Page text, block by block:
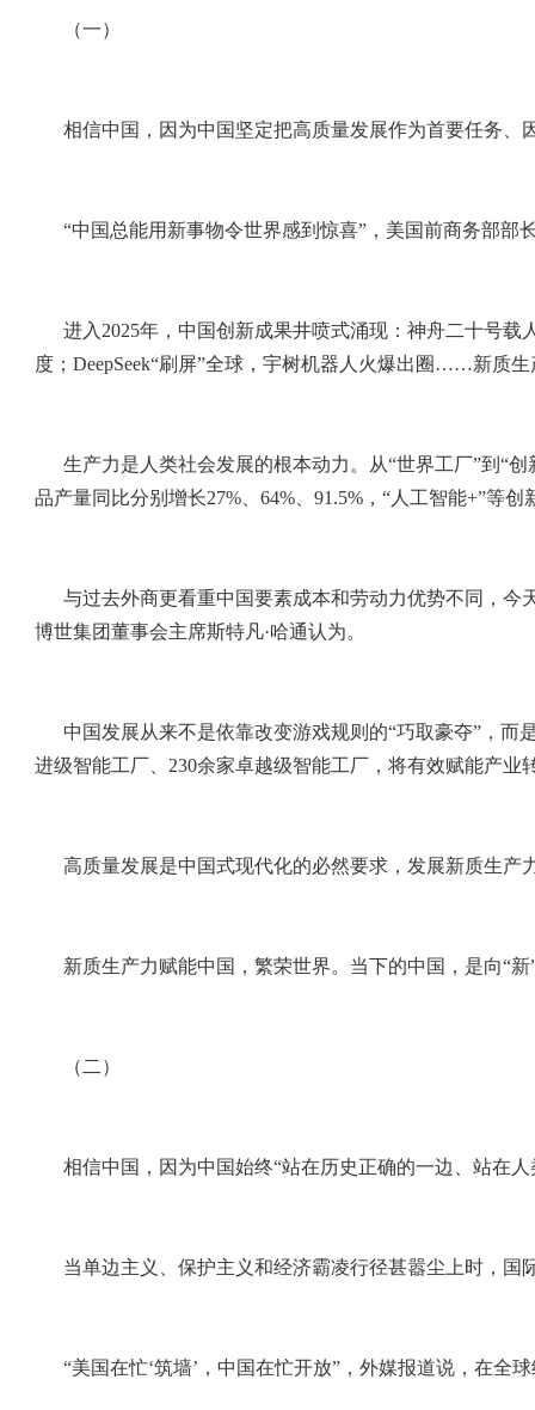
（一）
相信中国，因为中国坚定把高质量发展作为首要任务、
“中国总能用新事物令世界感到惊喜”，美国前商务部部
进入2025年，中国创新成果井喷式涌现：神舟二十号
度；DeepSeek“刷屏”全球，宇树机器人火爆出圈……新质
生产力是人类社会发展的根本动力。从“世界工厂”到“
品产量同比分别增长27%、64%、91.5%，“人工智能+”等
与过去外商更看重中国要素成本和劳动力优势不同，今
博世集团董事会主席斯特凡·哈通认为。
中国发展从来不是依靠改变游戏规则的“巧取豪夺”，
进级智能工厂、230余家卓越级智能工厂，将有效赋能产
高质量发展是中国式现代化的必然要求，发展新质生产
新质生产力赋能中国，繁荣世界。当下的中国，是向“
（二）
相信中国，因为中国始终“站在历史正确的一边、站在
当单边主义、保护主义和经济霸凌行径甚嚣尘上时，国
“美国在忙‘筑墙’，中国在忙开放”，外媒报道说，在